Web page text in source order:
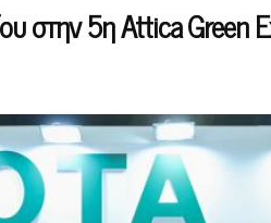
στην 5η Attica Green